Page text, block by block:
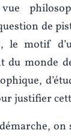
de
le motif
monde
justifier